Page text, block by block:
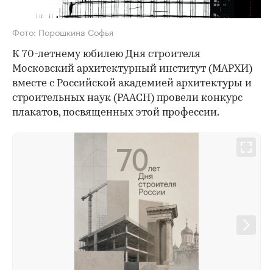
Фото: Порошкина Софья
К 70-летнему юбилею Дня строителя
Московский архитектурный институт (МАРХИ)
вместе с Российской академией архитектуры и
строительных наук (РААСН) провели конкурс
плакатов, посвященных этой профессии.